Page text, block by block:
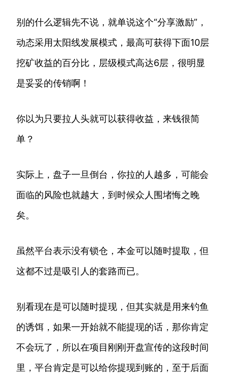
别的什么逻辑先不说，就单说这个“分享激励”，
动态采用太阳线发展模式，最高可获得下面10层
挖矿收益的百分比，层级模式高达6层，很明显
是妥妥的传销啊！
你以为只要拉人头就可以获得收益，来钱很简
单？
实际上，盘子一旦倒台，你拉的人越多，可能会
面临的风险也就越大，到时候众人围堵悔之晚
矣。
虽然平台表示没有锁仓，本金可以随时提取，但
这都不过是吸引人的套路而已。
别看现在是可以随时提现，但其实就是用来钓鱼
的诱饵，如果一开始就不能提现的话，那你肯定
不会玩了，所以在项目刚刚开盘宣传的这段时间
里，平台肯定是可以给你提现到账的，至于后面